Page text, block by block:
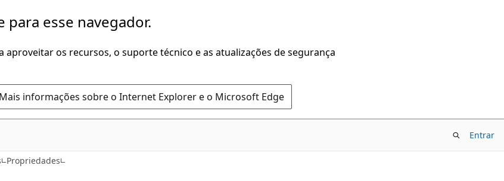
para esse navegador.
aproveitar os recursos, o suporte técnico e as atualizações de segurança
Mais informações sobre o Internet Explorer e o Microsoft Edge
Entrar
Propriedades